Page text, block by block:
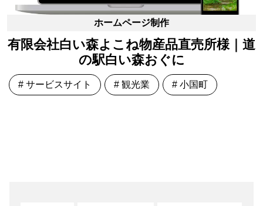
ホームページ制作
有限会社白い森よこね物産品直売所様｜道
の駅白い森おぐに
# サービスサイト # 観光業 # 小国町